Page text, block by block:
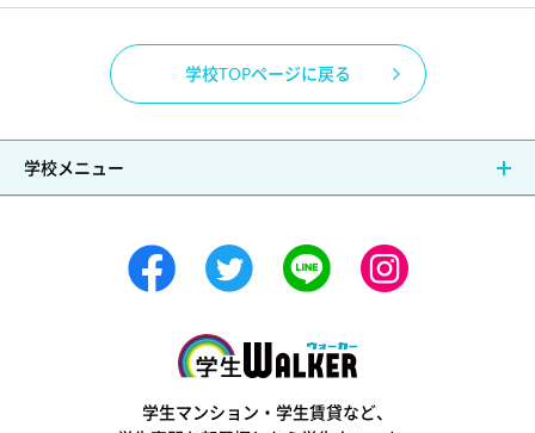
学校TOPページに戻る
学校メニュー
学生マンション・学生賃貸など、